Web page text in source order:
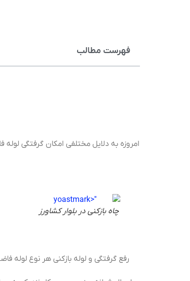
فهرست مطالب
امروزه به دلایل مختلفی امکان گرفتگی
چاه بازکنی در بلوار کشاورز
رفع گرفتگی و لوله بازکنی هر نوع لوله